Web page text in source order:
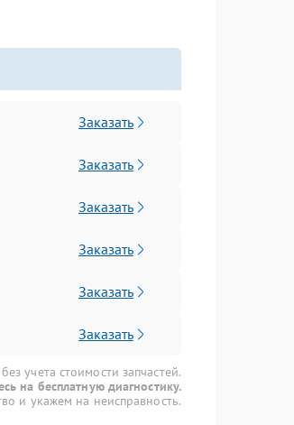
Заказать
Заказать
Заказать
Заказать
Заказать
Заказать
учета стоимости запчастей.
на бесплатную диагностику.
и укажем на неисправность.